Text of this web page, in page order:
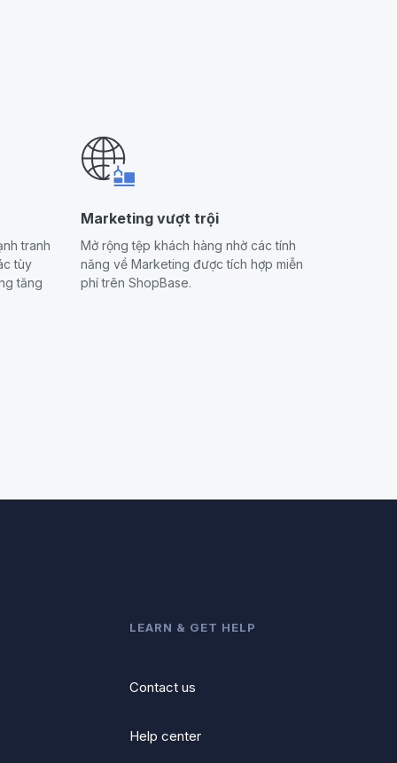
tranh
tùy
tăng
Marketing vượt trội
Mở rộng tệp khách hàng nhờ các tính
năng về Marketing được tích hợp miễn
phí trên ShopBase.
LEARN & GET HELP
Contact us
Help center